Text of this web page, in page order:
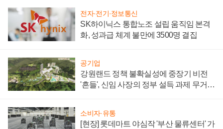
전자·전기·정보통신
SK하이닉스 통합노조 설립 움직임 본격
화, 성과급 체계 불만에 3500명 결집
공기업
강원랜드 정책 불확실성에 중장기 비전
'흔들', 신임 사장의 정부 설득 과제 무거워
소비자·유통
[현장] 롯데마트 야심작 '부산 물류센터' 가